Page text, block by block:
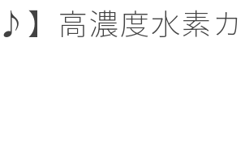
】高濃度水素